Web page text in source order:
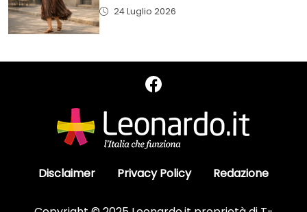
24 Luglio 2026
Disclaimer Privacy Policy Redazione